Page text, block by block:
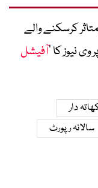
کرسکنے والے
نیوز کا ’آفیشل
دار
سالانہ رپورٹ